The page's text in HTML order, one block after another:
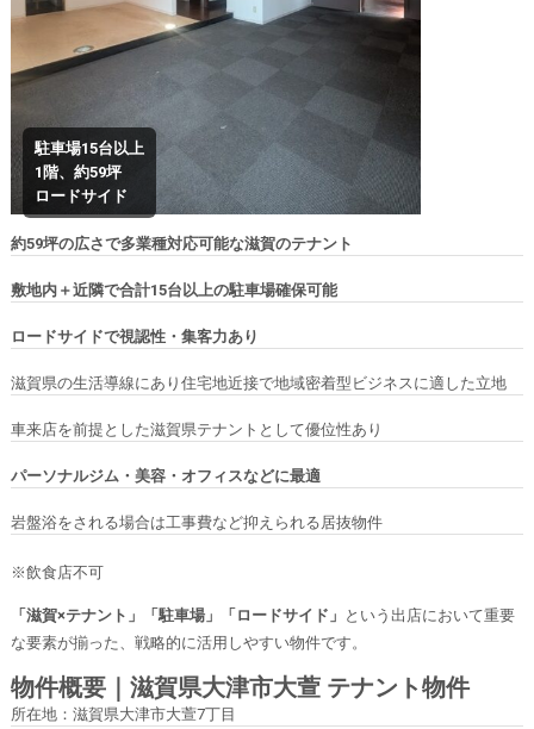
駐車場15台以上
1階、約59坪
ロードサイド
約59坪の広さで多業種対応可能な滋賀のテナント
敷地内＋近隣で合計15台以上の駐車場確保可能
ロードサイドで視認性・集客力あり
滋賀県の生活導線にあり住宅地近接で地域密着型ビジネスに適した立地
車来店を前提とした滋賀県テナントとして優位性あり
パーソナルジム・美容・オフィスなどに最適
岩盤浴をされる場合は工事費など抑えられる居抜物件
※飲食店不可
「滋賀×テナント」「駐車場」「ロードサイド」 という出店において重要
な要素が揃った、戦略的に活用しやすい物件です。
物件概要｜滋賀県大津市大萱 テナント物件
所在地：滋賀県大津市大萱7丁目